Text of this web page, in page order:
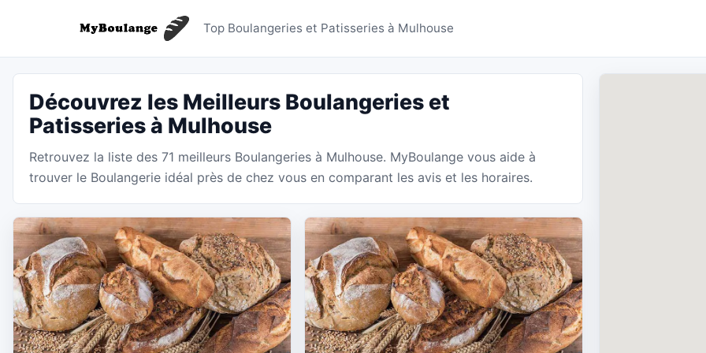
Boulangeries Mulhouse -
Top Boulangeries et Patisseries à Mulhouse
Découvrez les Meilleurs Boulangeries et
Patisseries à Mulhouse
Retrouvez la liste des 71 meilleurs Boulangeries à Mulhouse. MyBoulange vous aide à
trouver le Boulangerie idéal près de chez vous en comparant les avis et les horaires.